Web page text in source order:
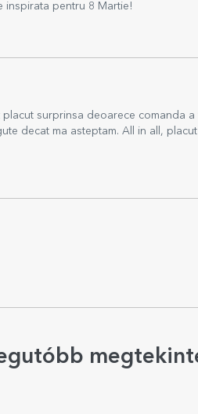
inspirata pentru 8 Martie!
surprinsa deoarece comanda a
decat ma asteptam. All in all,